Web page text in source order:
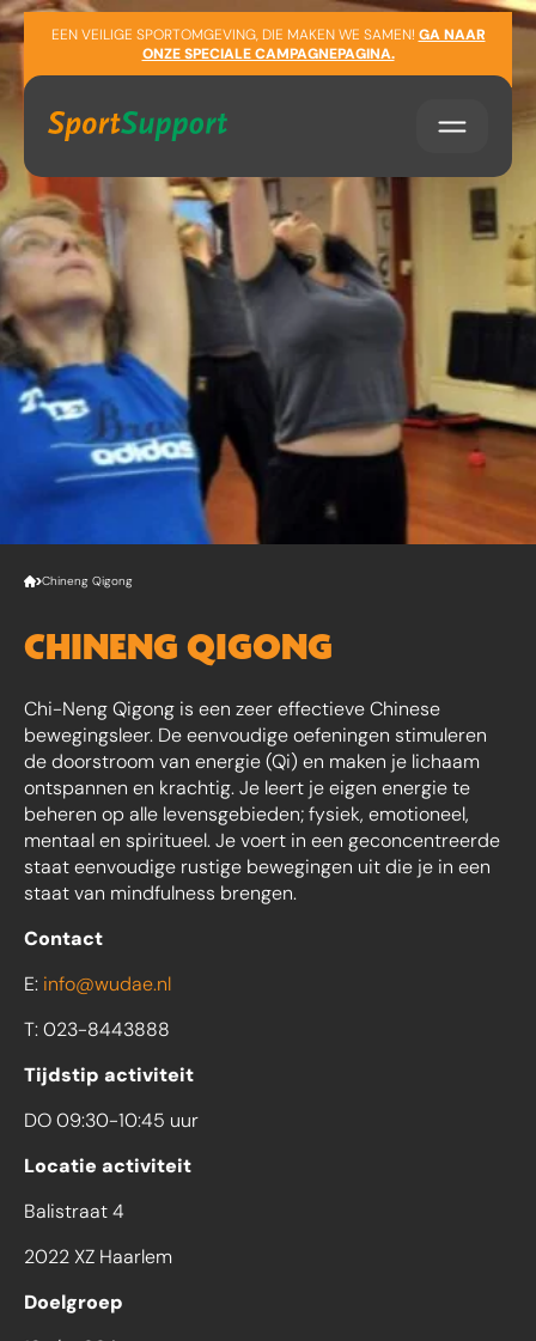
Sla navigatie over
EEN VEILIGE SPORTOMGEVING, DIE MAKEN WE SAMEN! GA NAAR
ONZE SPECIALE CAMPAGNEPAGINA.
Chineng Qigong
CHINENG QIGONG
Chi-Neng Qigong is een zeer effectieve Chinese
bewegingsleer. De eenvoudige oefeningen stimuleren
de doorstroom van energie (Qi) en maken je lichaam
ontspannen en krachtig. Je leert je eigen energie te
beheren op alle levensgebieden; fysiek, emotioneel,
mentaal en spiritueel. Je voert in een geconcentreerde
staat eenvoudige rustige bewegingen uit die je in een
staat van mindfulness brengen.
Contact
E: info@wudae.nl
T: 023-8443888
Tijdstip activiteit
DO 09:30-10:45 uur
Locatie activiteit
Balistraat 4
2022 XZ Haarlem
Doelgroep